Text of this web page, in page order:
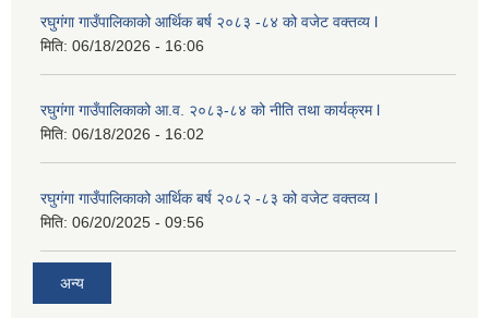
रघुगंगा गाउँपालिकाको आर्थिक बर्ष २०८३ -८४ को वजेट वक्तव्य l
मिति: 06/18/2026 - 16:06
रघुगंगा गाउँपालिकाको आ.व. २०८३-८४ को नीति तथा कार्यक्रम l
मिति: 06/18/2026 - 16:02
रघुगंगा गाउँपालिकाको आर्थिक बर्ष २०८२ -८३ को वजेट वक्तव्य l
मिति: 06/20/2025 - 09:56
अन्य